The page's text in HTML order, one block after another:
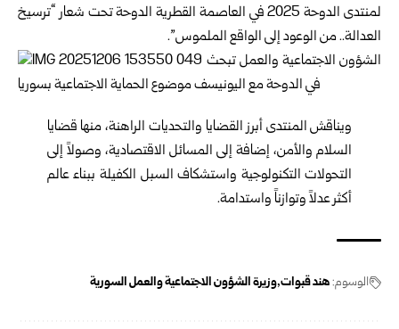
لمنتدى الدوحة 2025 في العاصمة القطرية الدوحة تحت شعار “ترسيخ
العدالة.. من الوعود إلى الواقع الملموس”.
ويناقش المنتدى أبرز القضايا والتحديات الراهنة، منها قضايا
السلام والأمن، إضافة إلى المسائل الاقتصادية، وصولاً إلى
التحولات التكنولوجية واستشكاف السبل الكفيلة ببناء عالم
أكثر عدلاً وتوازناً واستدامة.
الوسوم:هند قبوات وزيرة الشؤون الاجتماعية والعمل السورية